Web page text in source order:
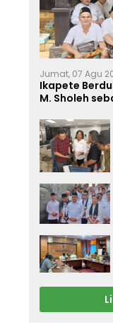
Jumat, 07 Agu
Ikapete
M. Sholeh